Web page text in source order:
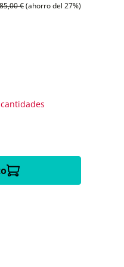
€(ahorro del 27%)